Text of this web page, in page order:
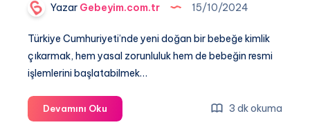
Yazar Gebeyim.com.tr 15/10/2024
Türkiye Cumhuriyeti’nde yeni doğan bir bebeğe kimlik
çıkarmak, hem yasal zorunluluk hem de bebeğin resmi
işlemlerini başlatabilmek…
Devamını Oku
Kimlik
3 dk okuma